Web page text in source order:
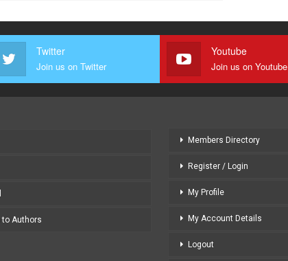
Twitter
Join us on Twitter
Youtube
Join us on Youtube
to Authors
Members Directory
Register / Login
My Profile
My Account Details
Logout